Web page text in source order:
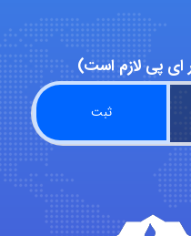
ABOALFZAL ZAREI
nima5534
arman.m
ای پی لازم است)